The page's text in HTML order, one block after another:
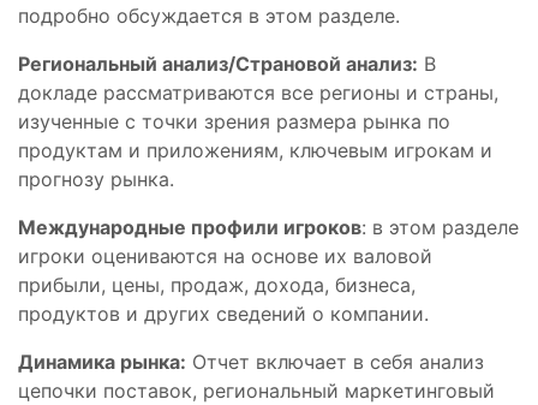
подробно обсуждается в этом разделе.
Региональный анализ/Страновой анализ: В
докладе рассматриваются все регионы и страны,
изученные с точки зрения размера рынка по
продуктам и приложениям, ключевым игрокам и
прогнозу рынка.
Международные профили игроков: в этом разделе
игроки оцениваются на основе их валовой
прибыли, цены, продаж, дохода, бизнеса,
продуктов и других сведений о компании.
Динамика рынка: Отчет включает в себя анализ
цепочки поставок, региональный маркетинговый